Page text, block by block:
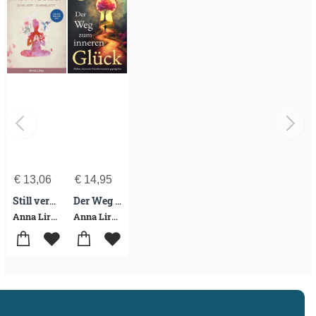
€13,06
Still verbunden mit Dir selbst
Anna Lirau
€14,95
Der Weg zum inneren Glück
Anna Lirau